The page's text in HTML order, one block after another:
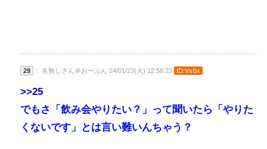
29 ： 名無しさん＠おーぷん 24/01/23(火) 12:58:22 ID:VsSx
>>25
でもさ「飲み会やりたい？」って聞いたら「やりた
くないです」とは言い難いんちゃう？